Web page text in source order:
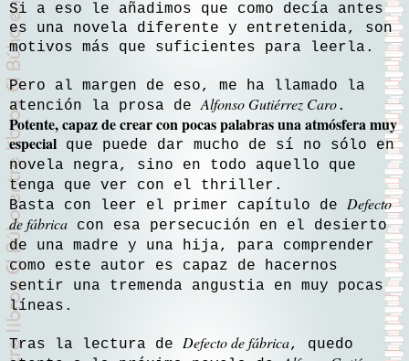
Si a eso le añadimos que como decía antes
es una novela diferente y entretenida, son
motivos más que suficientes para leerla.
Pero al margen de eso, me ha llamado la
atención la prosa deAlfonso Gutiérrez Caro.
Potente, capaz de crear con pocas palabras una atmósfera muy
especial que puede dar mucho de sí no sólo en
novela negra, sino en todo aquello que
tenga que ver con el thriller.
Basta con leer el primer capítulo de Defecto
de fábrica con esa persecución en el desierto
de una madre y una hija, para comprender
como este autor es capaz de hacernos
sentir una tremenda angustia en muy pocas
líneas.
Tras la lectura de Defecto de fábrica, quedo